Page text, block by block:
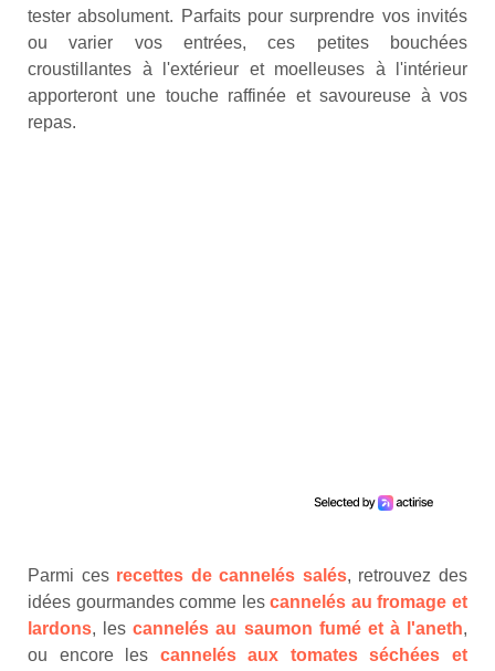
tester absolument. Parfaits pour surprendre vos invités
ou varier vos entrées, ces petites bouchées
croustillantes à l'extérieur et moelleuses à l'intérieur
apporteront une touche raffinée et savoureuse à vos
repas.
Parmi ces recettes de cannelés salés, retrouvez des
idées gourmandes comme lescannelés au fromage et
lardons, lescannelés au saumon fumé et à l'aneth,
ou encore les cannelés aux tomates séchées et